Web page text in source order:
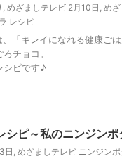
, めざましテレビ 2月10日 , め
レシピ
「キレイになれる健康ごは
チョコ。
シピです♪
シピ～私のニンジン
日 , めざましテレビ ニンジンポ